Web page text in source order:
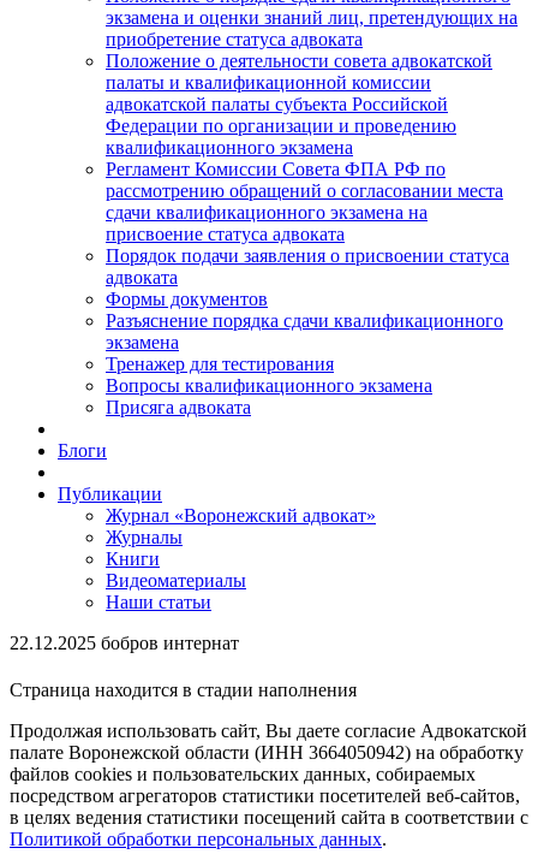
экзамена и оценки знаний лиц, претендующих на
приобретение статуса адвоката
Положение о деятельности совета адвокатской
палаты и квалификационной комиссии
адвокатской палаты субъекта Российской
Федерации по организации и проведению
квалификационного экзамена
Регламент Комиссии Совета ФПА РФ по
рассмотрению обращений о согласовании места
сдачи квалификационного экзамена на
присвоение статуса адвоката
Порядок подачи заявления о присвоении статуса
адвоката
Формы документов
Разъяснение порядка сдачи квалификационного
экзамена
Тренажер для тестирования
Вопросы квалификационного экзамена
Присяга адвоката
Блоги
Публикации
Журнал «Воронежский адвокат»
Журналы
Книги
Видеоматериалы
Наши статьи
22.12.2025 бобров интернат
Страница находится в стадии наполнения
Продолжая использовать сайт, Вы даете согласие Адвокатской
палате Воронежской области (ИНН 3664050942) на обработку
файлов cookies и пользовательских данных, собираемых
посредством агрегаторов статистики посетителей веб-сайтов,
в целях ведения статистики посещений сайта в соответствии с
Политикой обработки персональных данных.